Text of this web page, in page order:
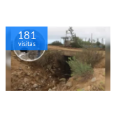
181
visitas